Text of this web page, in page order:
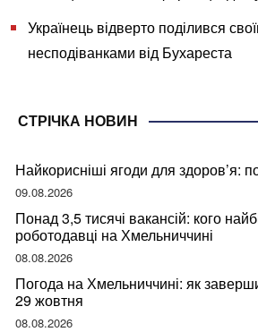
Українець відверто поділився
несподіванками від Бухареста
СТРІЧКА НОВИН
Найкорисніші ягоди для здоров’я:
09.08.2026
Понад 3,5 тисячі вакансій: кого
роботодавці на Хмельниччині
08.08.2026
Погода на Хмельниччині: як
29 жовтня
08.08.2026